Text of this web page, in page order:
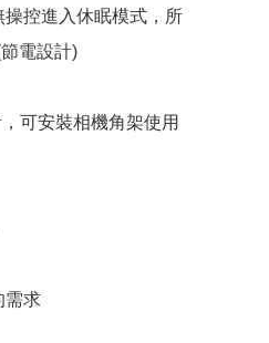
控進入休眠模式，所
電設計)
可安裝相機角架使用
需求